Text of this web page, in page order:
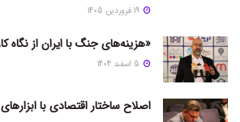
«هزینه‌های جنگ با ایران از نگاه
اصلاح ساختار اقتصادی با